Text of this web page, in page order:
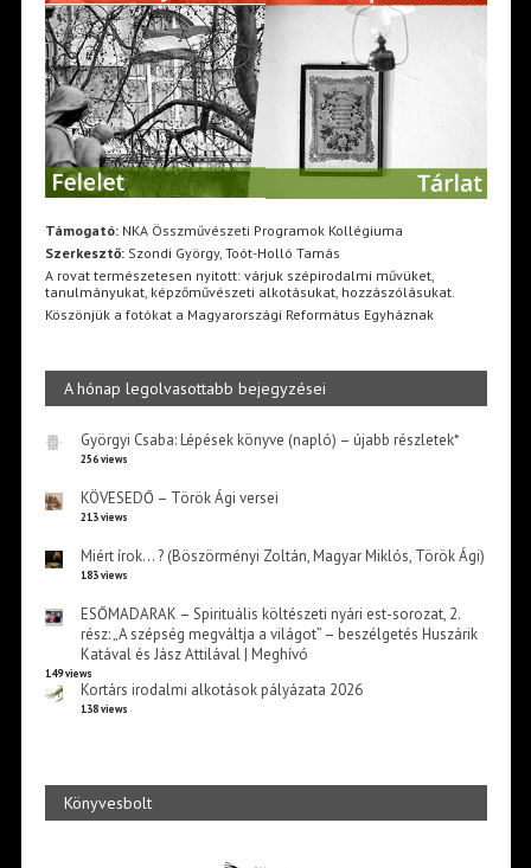
Támogató:NKA Összművészeti Programok Kollégiuma
Szerkesztő:Szondi György, Toót-Holló Tamás
A rovat természetesen nyitott: várjuk szépirodalmi művüket,
tanulmányukat, képzőművészeti alkotásukat, hozzászólásukat.
Köszönjük a fotókat a Magyarországi Református Egyháznak
A hónap legolvasottabb bejegyzései
Györgyi Csaba: Lépések könyve (napló) – újabb részletek*
256 views
KÖVESEDŐ – Török Ági versei
213 views
Miért írok… ? (Böszörményi Zoltán, Magyar Miklós, Török Ági)
183 views
ESŐMADARAK – Spirituális költészeti nyári est-sorozat, 2.
rész: „A szépség megváltja a világot” – beszélgetés Huszárik
Katával és Jász Attilával | Meghívó
149 views
Kortárs irodalmi alkotások pályázata 2026
138 views
Könyvesbolt